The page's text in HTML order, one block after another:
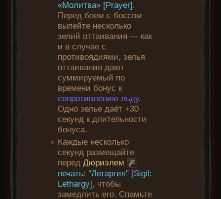
«Молитва» [Prayer] .
Перед боем с боссом
выпейте несколько
зелий оттаивания — как
и в случае с
противоядиями, зелья
оттаивания дают
суммируемый по
времени бонус к
сопротивлению льду.
Одно зелье даёт +30
секунд к длительности
бонуса.
Каждые несколько
секунд размещайте
передДюриэлем
печать: "Летаргия" [Sigil:
Lethargy], чтобы
замедлить его. Спамьте